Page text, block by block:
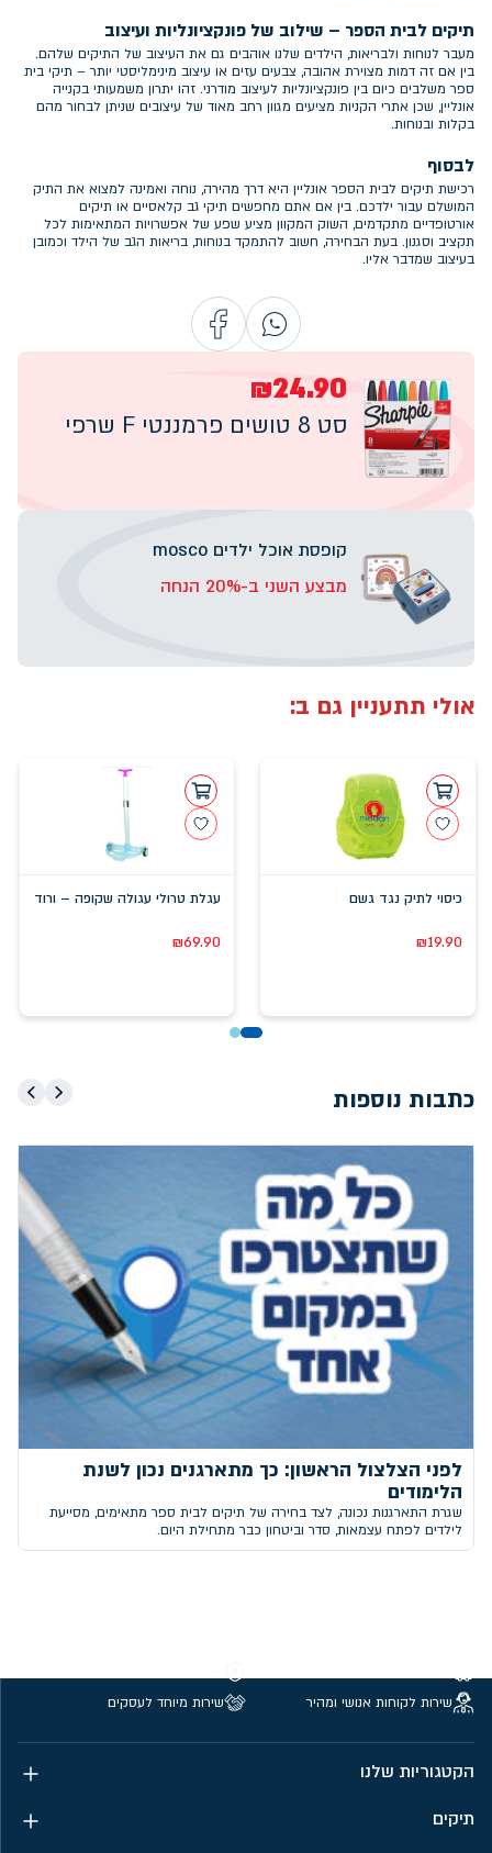
₪24.90
סט 8 טושים פרמננטי F שרפי
קופסת אוכל ילדים mosco
מבצע השני ב-20% הנחה
תיקים לבית הספר – שילוב של פונקציונליות ועיצוב
מעבר לנוחות ולבריאות, הילדים שלנו אוהבים גם את העיצוב של התיקים שלהם.
בין אם זה דמות מצוירת אהובה, צבעים עזים או עיצוב מינימליסטי יותר – תיקי בית
ספר משלבים כיום בין פונקציונליות לעיצוב מודרני. זהו יתרון משמעותי בקנייה
אונליין, שכן אתרי הקניות מציעים מגוון רחב מאוד של עיצובים שניתן לבחור מהם
בקלות ובנוחות.
לבסוף
רכישת תיקים לבית הספר אונליין היא דרך מהירה, נוחה ואמינה למצוא את התיק
המושלם עבור ילדכם. בין אם אתם מחפשים תיקי גב קלאסיים או תיקים
אורטופדיים מתקדמים, השוק המקוון מציע שפע של אפשרויות המתאימות לכל
תקציב וסגנון. בעת הבחירה, חשוב להתמקד בנוחות, בריאות הגב של הילד וכמובן
בעיצוב שמדבר אליו.
אולי תתעניין גם ב:
כיסוי לתיק נגד גשם
₪19.90
עגלת טרולי עגולה שקופה – ורוד
₪69.90
כתבות נוספות
לפני הצלצול הראשון: כך מתארגנים נכון לשנת
הלימודים
שגרת התארגנות נכונה, לצד בחירה של תיקים לבית ספר מתאימים, מסייעת
לילדים לפתח עצמאות, סדר וביטחון כבר מתחילת היום.
שירות לקוחות אנושי ומהיר
שירות מיוחד לעסקים
הקטגוריות שלנו
תיקים